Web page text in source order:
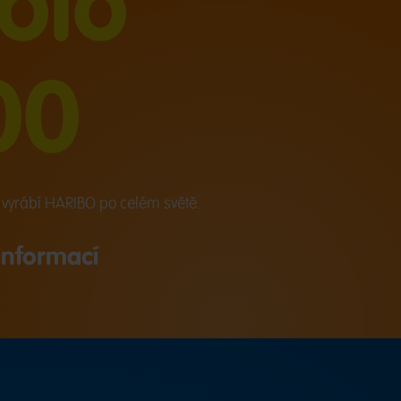
HARIBO po celém světě.